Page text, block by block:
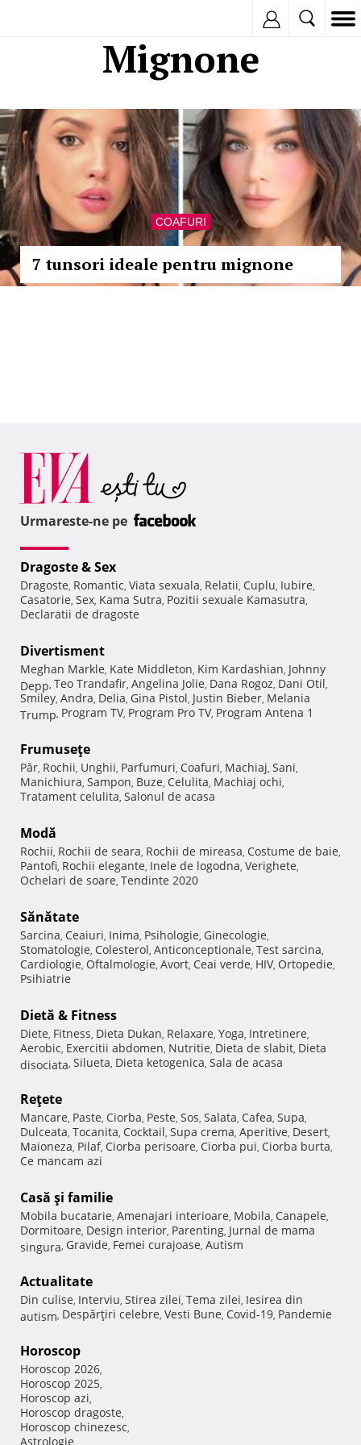
Mignone
COAFURI
7 tunsori ideale pentru mignone
Urmareste-ne pe
Dragoste & Sex
Dragoste, Romantic, Viata sexuala, Relatii, Cuplu, Iubire,
Casatorie, Sex, Kama Sutra, Pozitii sexuale Kamasutra,
Declaratii de dragoste
Divertisment
Meghan Markle, Kate Middleton, Kim Kardashian, Johnny
Depp, Teo Trandafir, Angelina Jolie, Dana Rogoz, Dani Otil,
Smiley, Andra, Delia, Gina Pistol, Justin Bieber, Melania
Trump, Program TV, Program Pro TV, Program Antena 1
Frumuseţe
Păr, Rochii, Unghii, Parfumuri, Coafuri, Machiaj, Sani,
Manichiura, Sampon, Buze, Celulita, Machiaj ochi,
Tratament celulita, Salonul de acasa
Modă
Rochii, Rochii de seara, Rochii de mireasa, Costume de baie,
Pantofi, Rochii elegante, Inele de logodna, Verighete,
Ochelari de soare, Tendinte 2020
Sănătate
Sarcina, Ceaiuri, Inima, Psihologie, Ginecologie,
Stomatologie, Colesterol, Anticonceptionale, Test sarcina,
Cardiologie, Oftalmologie, Avort, Ceai verde, HIV, Ortopedie,
Psihiatrie
Dietă & Fitness
Diete, Fitness, Dieta Dukan, Relaxare, Yoga, Intretinere,
Aerobic, Exercitii abdomen, Nutritie, Dieta de slabit, Dieta
disociata, Silueta, Dieta ketogenica, Sala de acasa
Reţete
Mancare, Paste, Ciorba, Peste, Sos, Salata, Cafea, Supa,
Dulceata, Tocanita, Cocktail, Supa crema, Aperitive, Desert,
Maioneza, Pilaf, Ciorba perisoare, Ciorba pui, Ciorba burta,
Ce mancam azi
Casă şi familie
Mobila bucatarie, Amenajari interioare, Mobila, Canapele,
Dormitoare, Design interior, Parenting, Jurnal de mama
singura, Gravide, Femei curajoase, Autism
Actualitate
Din culise, Interviu, Stirea zilei, Tema zilei, Iesirea din
autism, Despărţiri celebre, Vesti Bune, Covid-19, Pandemie
Horoscop
Horoscop 2026,
Horoscop 2025,
Horoscop azi,
Horoscop dragoste,
Horoscop chinezesc,
Astrologie